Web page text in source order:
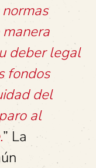
deber legal
fondos
del
al
” La